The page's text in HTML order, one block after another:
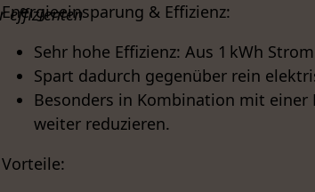
Energieeinsparung & Effizienz:
Sehr hohe Effizienz: Aus 1 kWh
Spart dadurch gegenüber rein
Besonders in Kombination mit
weiter reduzieren.
Vorteile: